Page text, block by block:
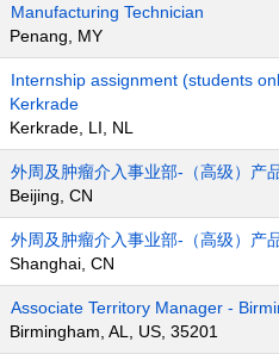
Manufacturing Technician
Penang, MY
Internship assignment (students
Kerkrade
Kerkrade, LI, NL
外周及肿瘤介入事业部-（高级）产
Beijing, CN
外周及肿瘤介入事业部-（高级）产
Shanghai, CN
Associate Territory Manager -
Birmingham, AL, US, 35201